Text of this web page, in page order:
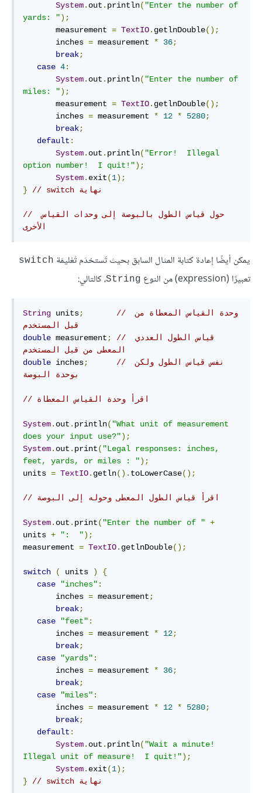
System. out . println( "Enter the number of
yards: ");
       measurement
= TextIO. getlnDouble();
       inches
= measurement * 36;
break;
case 4:
System. out . println( "Enter the number of
miles: ");
       measurement
= TextIO. getlnDouble();
       inches
= measurement * 12 * 5280;
break;
default :
System. out . println( "Error!  Illegal
option number!  I quit!");
System. exit(1);
}
// ‫نهاية switch
// حول قياس الطول بالبوصة إلى وحدات القياس
الأخرى
يمكن أيضًا إعادة كتابة المثال السابق بحيث تَستخدَم تَعْليمَة switch
تعبيرًا (expression) من النوع String، كالتالي:
String units;
// وحدة القياس المعطاة من
قبل المستخدم
double measurement;
// قياس الطول العددي
المعطى من قبل المستخدم
double inches;
// نفس قياس الطول ولكن
بوحدة البوصة
// اقرأ وحدة القياس المعطاة
System. out . println( "What unit of measurement
does your input use?");
System. out . print( "Legal responses: inches,
feet, yards, or miles : ");
units = TextIO. getln(). toLowerCase();
// اقرأ قياس الطول المعطى وحوله إلى البوصة
System. out . print( "Enter the number of " +
units + ":  ");
measurement = TextIO. getlnDouble();
switch ( units )
{
case
"inches" :
       inches
= measurement;
break;
case
"feet" :
       inches
= measurement * 12;
break;
case
"yards" :
       inches
= measurement * 36;
break;
case
"miles" :
       inches
= measurement * 12 * 5280;
break;
default :
System. out . println( "Wait a minute!
Illegal unit of measure!  I quit!");
System. exit(1);
}
// ‫نهاية switch